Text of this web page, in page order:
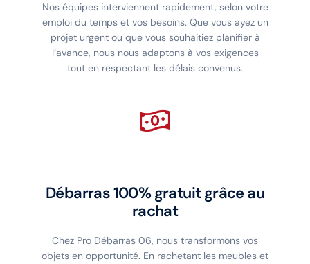
Nos équipes interviennent rapidement, selon votre
emploi du temps et vos besoins. Que vous ayez un
projet urgent ou que vous souhaitiez planifier à
l’avance, nous nous adaptons à vos exigences
tout en respectant les délais convenus.
Débarras 100% gratuit grâce au
rachat
Chez Pro Débarras 06, nous transformons vos
objets en opportunité. En rachetant les meubles et